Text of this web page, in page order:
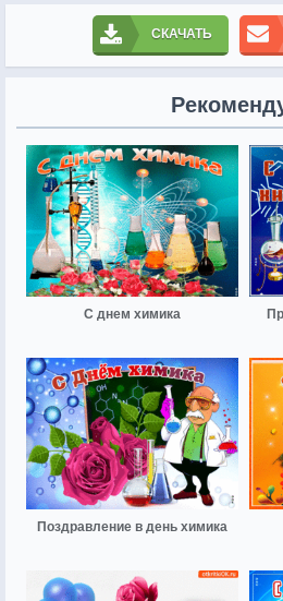
СКАЧАТЬ
С днем химика
Поздравление в день химика